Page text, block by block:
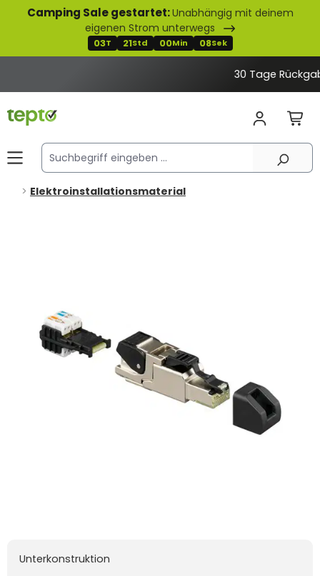
springen
Camping Sale gestartet:Unabhängig mit deinem
eigenen Strom unterwegs
03T 21Std 00Min 08Sek
Elektroinstallationsmaterial
Unterkonstruktion